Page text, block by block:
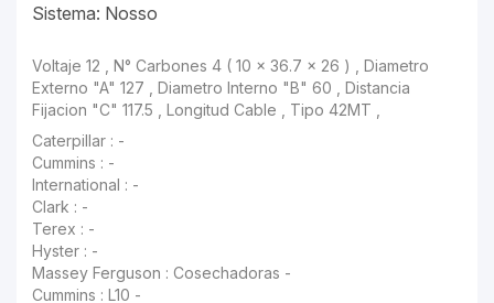
Sistema: Nosso
Voltaje 12 , N° Carbones 4 ( 10 x 36.7 x 26 ) , Diametro Externo "A" 127 , Diametro Interno "B" 60 , Distancia Fijacion "C" 117.5 , Longitud Cable
Cummins : -
International : -
Clark : -
Terex : -
Hyster : -
Massey Ferguson : Cosechadoras -
Cummins : L10 -